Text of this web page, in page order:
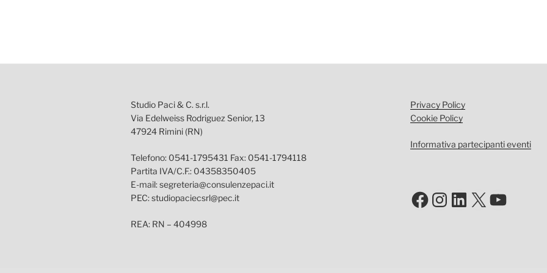
Studio Paci & C. s.r.l.
Via Edelweiss Rodriguez Senior, 13
47924 Rimini (RN)
Telefono: 0541-1795431 Fax: 0541-1794118
Partita IVA/C.F.: 04358350405
E-mail: segreteria@consulenzepaci.it
PEC: studiopaciecsrl@pec.it
REA: RN – 404998
Privacy Policy
Cookie Policy
Informativa partecipanti eventi
Facebook
Instagram
LinkedIn
X